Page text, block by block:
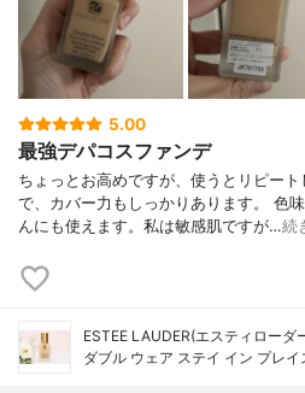
5.00
最強デパコスファンデ
ちょっとお高めですが、使うとリピー
で、カバー力もしっかりあります。 色
んにも使えます。私は敏感肌ですが…続
ESTEE LAUDER(エスティローダ
ダブル ウェア ステイ イン プレ